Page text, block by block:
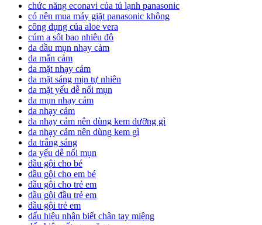
chức năng econavi của tủ lạnh panasonic
có nên mua máy giặt panasonic không
công dụng của aloe vera
cúm a sốt bao nhiêu độ
da dầu mụn nhạy cảm
da mẫn cảm
da mặt nhạy cảm
da mặt sáng mịn tự nhiên
da mặt yếu dễ nổi mụn
da mụn nhạy cảm
da nhạy cảm
da nhạy cảm nên dùng kem dưỡng gì
da nhạy cảm nên dùng kem gì
da trắng sáng
da yếu dễ nổi mụn
dầu gội cho bé
dầu gội cho em bé
dầu gội cho trẻ em
dầu gội đầu trẻ em
dầu gội trẻ em
dấu hiệu nhận biết chân tay miệng